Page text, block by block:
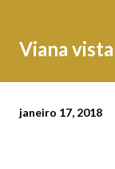
Viana
janeiro 17, 2018